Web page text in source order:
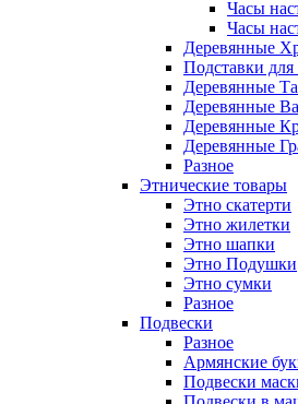
Часы
Часы
Деревянные
Подставки для
Деревянные
Деревянные
Деревянные
Деревянные
Разное
Этнические товары
Этно скатерти
Этно жилетки
Этно шапки
Этно Подушки
Этно сумки
Разное
Подвески
Разное
Армянские
Подвески